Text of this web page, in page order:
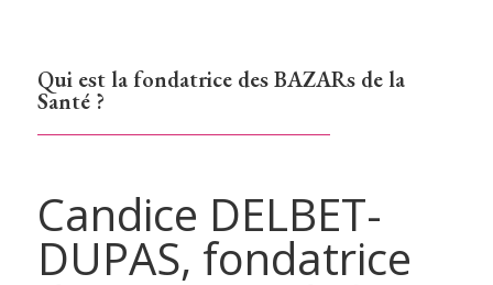
Qui est la fondatrice des BAZARs de la
Santé ?
Candice DELBET-
DUPAS, fondatrice